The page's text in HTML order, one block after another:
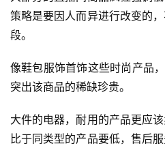
策略是要因人而异进行改变的
段。
像鞋包服饰首饰这些时尚产品
突出该商品的稀缺珍贵。
大件的电器，耐用的产品更应
比于同类型的产品要低，售后